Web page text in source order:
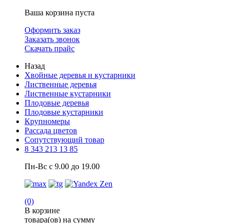
Ваша корзина пуста
Оформить заказ
Заказать звонок
Скачать прайс
Назад
Хвойные деревья и кустарники
Лиственные деревья
Лиственные кустарники
Плодовые деревья
Плодовые кустарники
Крупномеры
Рассада цветов
Сопутствующий товар
8 343 213 13 85
Пн-Вс с 9.00 до 19.00
(0)
В корзине
товара(ов) на сумму